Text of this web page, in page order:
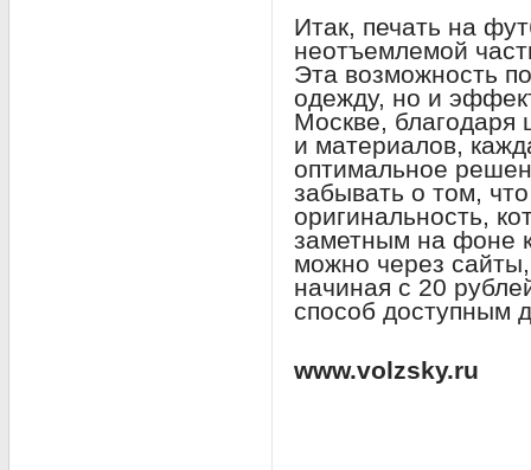
Итак, печать на
неотъемлемой
Эта возможность
одежду, но и
Москве, благодаря
и материалов,
оптимальное
забывать о том,
оригинальность,
заметным на фоне
можно через
начиная с 20
способ доступным
www.volzsky.ru